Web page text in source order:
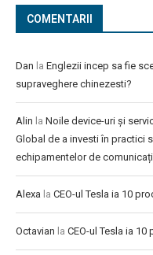
COMENTARII
Dan la Englezii incep sa fie
supraveghere chinezesti?
Alin la Noile device-uri și
Global de a investi în practici
echipamentelor de
Alexa la CEO-ul Tesla ia 10
Octavian la CEO-ul Tesla ia